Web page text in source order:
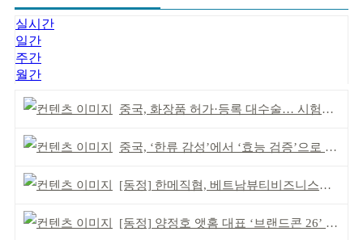
실시간
일간
주간
월간
중국, 화장품 허가·등록 대수술… 시험자료 공용 허용
중국, ‘한류 감성’에서 ‘효능 검증’으로 중심 이동
[동정] 한메직협, 베트남뷰티비즈니스협회와 MOU
[동정] 양정호 앳홈 대표 ‘브랜드콘 26’ 강연